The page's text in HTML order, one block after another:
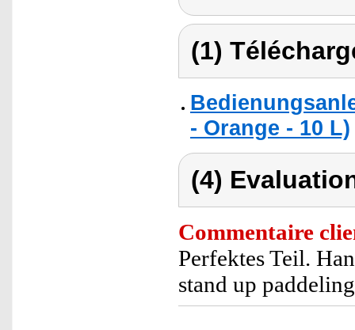
(1)
- Orange - 10 L)
(4)
Commentaire
Perfektes Teil.
stand up